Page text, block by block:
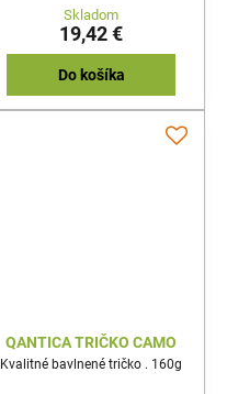
Skladom
19,42 €
Do košíka
QANTICA TRIČKO CAMO
Kvalitné bavlnené tričko . 160g